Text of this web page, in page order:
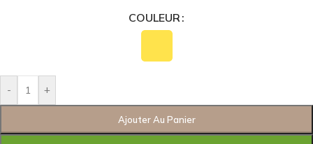
COULEUR
- +
Ajouter Au Panier